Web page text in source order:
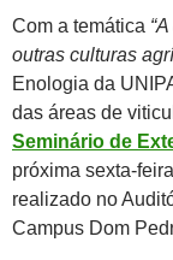
Com a temática
outras culturas
Enologia da
das áreas de
Seminário de
próxima sexta-
realizado no
Campus Dom